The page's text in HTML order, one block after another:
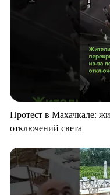
Протест в Махачкале:
отключений света